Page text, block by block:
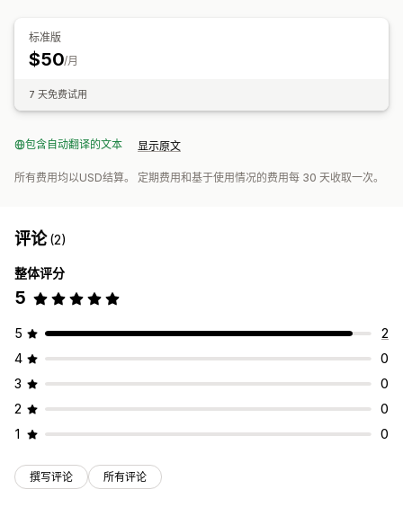
视觉和报告
分析控制面板
标准版
$50/月
7 天免费试用
包含自动翻译的文本 显示原文
所有费用均以USD结算。 定期费用和基于使用情况的费用每 30 天收取一次。
评论(2)
整体评分
5
5
2
4
0
3
0
2
0
1
0
撰写评论 所有评论